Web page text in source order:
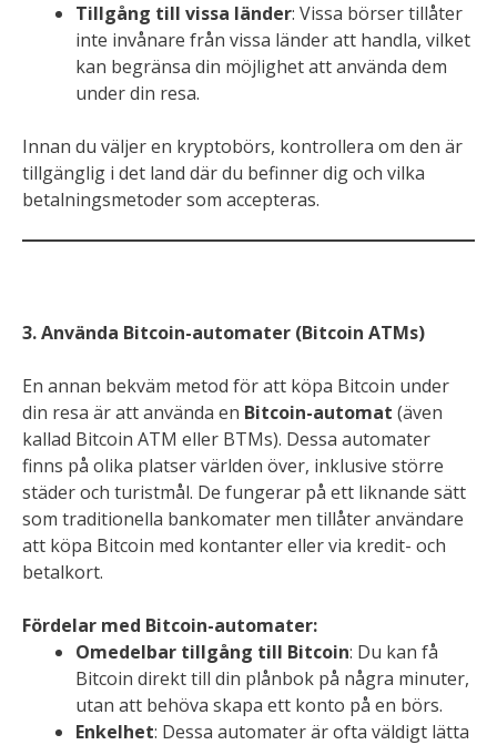
Tillgång till vissa länder: Vissa börser tillåter
inte invånare från vissa länder att handla, vilket
kan begränsa din möjlighet att använda dem
under din resa.
Innan du väljer en kryptobörs, kontrollera om den är
tillgänglig i det land där du befinner dig och vilka
betalningsmetoder som accepteras.
3. Använda Bitcoin-automater (Bitcoin ATMs)
En annan bekväm metod för att köpa Bitcoin under
din resa är att använda en Bitcoin-automat (även
kallad Bitcoin ATM eller BTMs). Dessa automater
finns på olika platser världen över, inklusive större
städer och turistmål. De fungerar på ett liknande sätt
som traditionella bankomater men tillåter användare
att köpa Bitcoin med kontanter eller via kredit- och
betalkort.
Fördelar med Bitcoin-automater:
Omedelbar tillgång till Bitcoin: Du kan få
Bitcoin direkt till din plånbok på några minuter,
utan att behöva skapa ett konto på en börs.
Enkelhet: Dessa automater är ofta väldigt lätta